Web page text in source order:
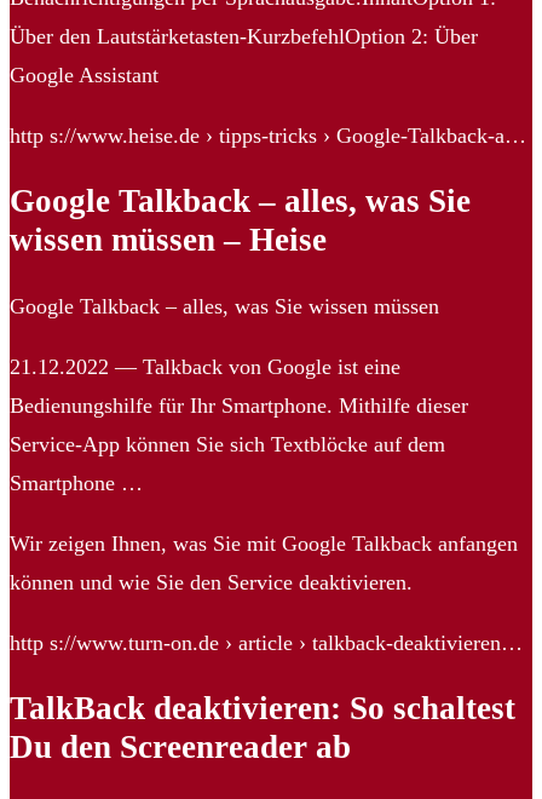
Über den Lautstärketasten-KurzbefehlOption 2: Über
Google Assistant
http s://www.heise.de › tipps-tricks › Google-Talkback-a…
Google Talkback – alles, was Sie
wissen müssen – Heise
Google Talkback – alles, was Sie wissen müssen
21.12.2022 — Talkback von Google ist eine
Bedienungshilfe für Ihr Smartphone. Mithilfe dieser
Service-App können Sie sich Textblöcke auf dem
Smartphone …
Wir zeigen Ihnen, was Sie mit Google Talkback anfangen
können und wie Sie den Service deaktivieren.
http s://www.turn-on.de › article › talkback-deaktivieren…
TalkBack deaktivieren: So schaltest
Du den Screenreader ab